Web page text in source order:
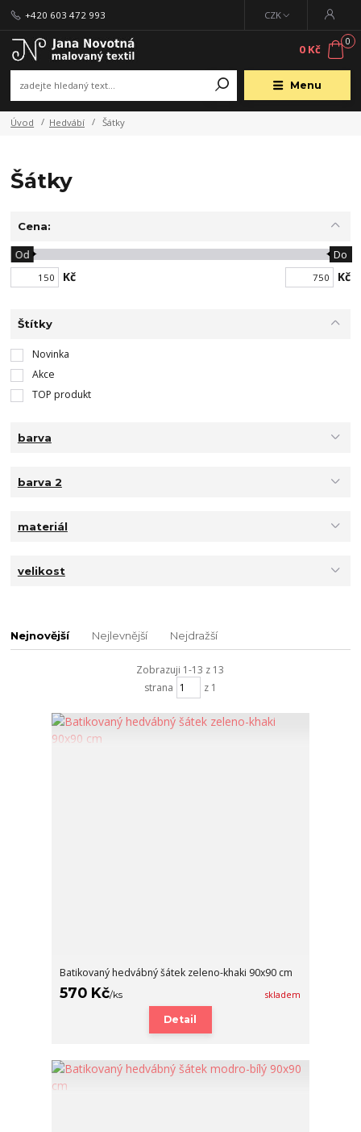
Menu
CZK
+420 603 472 993
0
0 Kč
Úvod Hedvábí Šátky
Šátky
Cena:
Kč
Od Do
Kč
Štítky
Novinka
Akce
TOP produkt
barva
barva 2
materiál
velikost
Nejnovější Nejlevnější Nejdražší
Zobrazuji 1-13 z 13
strana
z 1
Batikovaný hedvábný šátek zeleno-khaki 90x90 cm
570 Kč/ks skladem
Detail